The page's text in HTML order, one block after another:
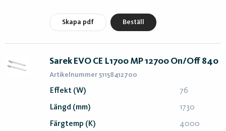
Skapa pdf Beställ
Sarek EVO CE L1700 MP 12700 On/Off 840
Artikelnummer 51158412700
Effekt (W) 76
Längd (mm) 1730
Färgtemp (K) 4000